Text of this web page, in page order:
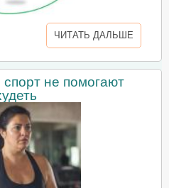
ЧИТАТЬ ДАЛЬШЕ
не помогают